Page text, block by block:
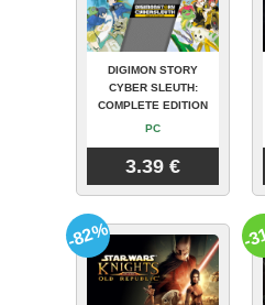
DIGIMON STORY
CYBER SLEUTH:
COMPLETE EDITION
PC
3.39 €
-82% -